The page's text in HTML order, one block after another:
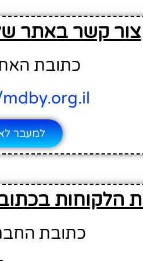
צור קשר באתר
כתובת
למעבר
הלקוחות
כתובת